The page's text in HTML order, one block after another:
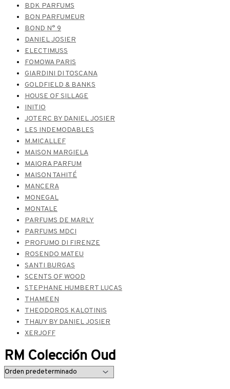
BDK PARFUMS
BON PARFUMEUR
BOND N° 9
DANIEL JOSIER
ELECTIMUSS
FOMOWA PARIS
GIARDINI DI TOSCANA
GOLDFIELD & BANKS
HOUSE OF SILLAGE
INITIO
JOTERC BY DANIEL JOSIER
LES INDEMODABLES
M.MICALLEF
MAISON MARGIELA
MAIORA PARFUM
MAISON TAHITÉ
MANCERA
MONEGAL
MONTALE
PARFUMS DE MARLY
PARFUMS MDCI
PROFUMO DI FIRENZE
ROSENDO MATEU
SANTI BURGAS
SCENTS OF WOOD
STEPHANE HUMBERT LUCAS
THAMEEN
THEODOROS KALOTINIS
THAUY BY DANIEL JOSIER
XERJOFF
RM Colección Oud